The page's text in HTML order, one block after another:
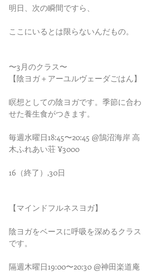
明日、次の瞬間ですら、
ここにいるとは限らないんだもの。
〜3月のクラス〜
【陰ヨガ＋アーユルヴェーダごはん】
瞑想としての陰ヨガです。季節に合わ
せた養生食がつきます。
毎週水曜日18:45〜20:45 @鵠沼海岸 高
木ふれあい荘 ¥3000
16（終了）,30日
【マインドフルネスヨガ】
陰ヨガをベースに呼吸を深めるクラス
です。
隔週木曜日19:00〜20:30 @神田楽道庵